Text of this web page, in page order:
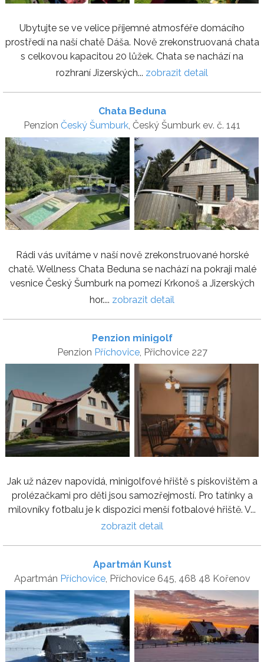
Ubytujte se ve velice příjemné atmosféře domácího
prostředí na naší chatě Dáša. Nově zrekonstruovaná chata
s celkovou kapacitou 20 lůžek. Chata se nachází na
rozhraní Jizerských... zobrazit detail
Chata Beduna
Penzion Český Šumburk, Český Šumburk ev. č. 141
Rádi vás uvítáme v naší nově zrekonstruované horské
chatě. Wellness Chata Beduna se nachází na pokraji malé
vesnice Český Šumburk na pomezí Krkonoš a Jizerských
hor.... zobrazit detail
Penzion minigolf
Penzion Příchovice, Přichovice 227
Jak už název napovídá, minigolfové hřiště s pískovištěm a
prolézačkami pro děti jsou samozřejmostí. Pro tatínky a
milovníky fotbalu je k dispozici menší fotbalové hřiště. V...
zobrazit detail
Apartmán Kunst
Apartmán Příchovice, Příchovice 645, 468 48 Kořenov